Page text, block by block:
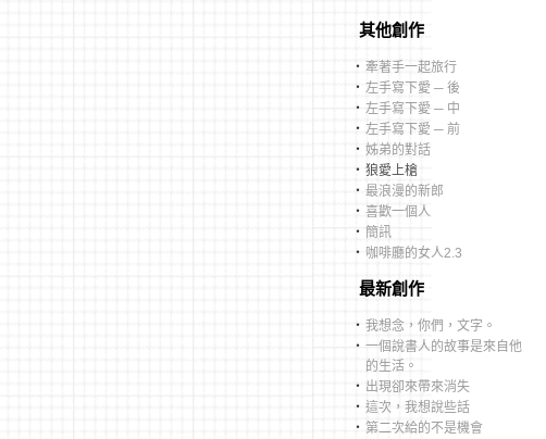
其他創作
‧ 牽著手一起旅行
‧ 左手寫下愛 ─ 後
‧ 左手寫下愛 ─ 中
‧ 左手寫下愛 ─ 前
‧ 姊弟的對話
‧ 狼愛上槍
‧ 最浪漫的新郎
‧ 喜歡一個人
‧ 簡訊
‧ 咖啡廳的女人2.3
最新創作
‧ 我想念，你們，文字。
‧ 一個說書人的故事是來自他
的生活。
‧ 出現卻來帶來消失
‧ 這次，我想說些話
‧ 第二次給的不是機會